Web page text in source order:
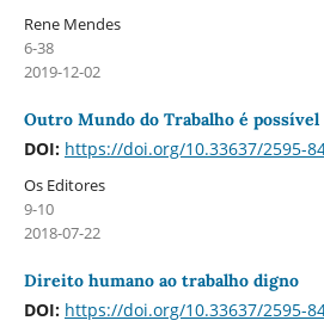
Rene Mendes
6-38
2019-12-02
Outro Mundo do Trabalho é possí­vel
DOI: https://doi.org/10.33637/2595-
Os Editores
9-10
2018-07-22
Direito humano ao trabalho digno
DOI: https://doi.org/10.33637/2595-